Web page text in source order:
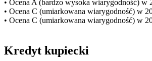
• Ocena A (bardzo wysoka wiarygodność) w
• Ocena C (umiarkowana wiarygodność) w
• Ocena C (umiarkowana wiarygodność) w
Kredyt kupiecki